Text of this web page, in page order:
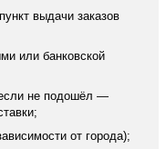
выдачи заказов
или банковской
не подошёл —
от города);